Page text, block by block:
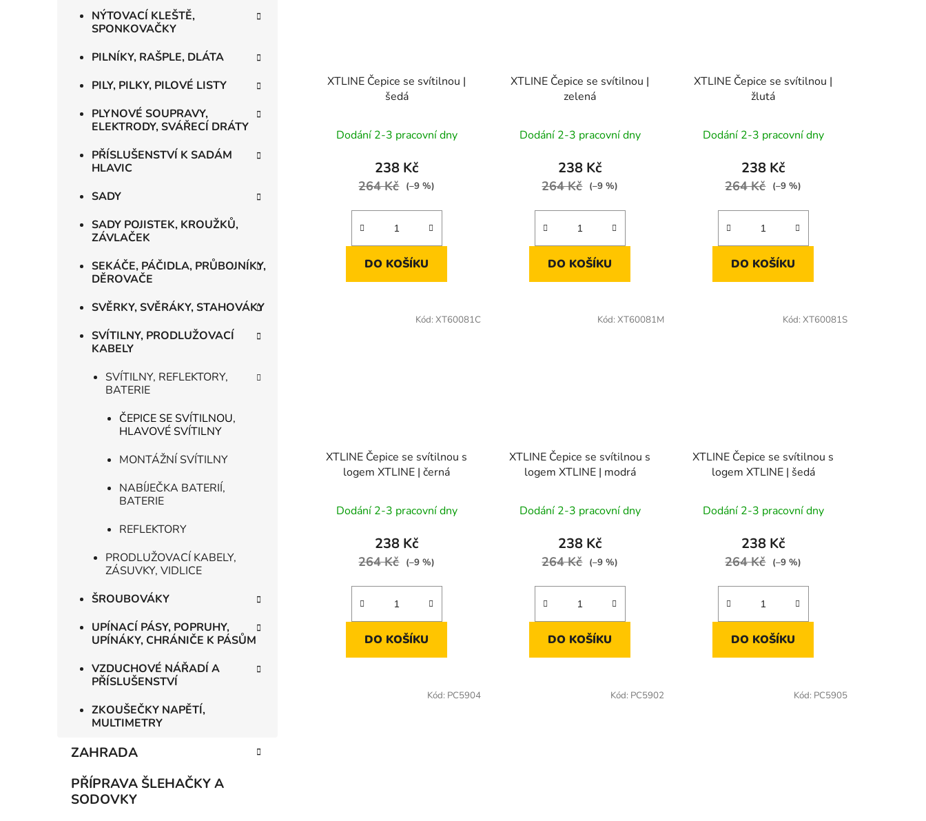
NÝTOVACÍ KLEŠTĚ,
SPONKOVAČKY
PILNÍKY, RAŠPLE, DLÁTA
PILY, PILKY, PILOVÉ LISTY
PLYNOVÉ SOUPRAVY,
ELEKTRODY, SVÁŘECÍ DRÁTY
PŘÍSLUŠENSTVÍ K SADÁM
HLAVIC
SADY
SADY POJISTEK, KROUŽKŮ,
ZÁVLAČEK
SEKÁČE, PÁČIDLA, PRŮBOJNÍKY,
DĚROVAČE
SVĚRKY, SVĚRÁKY, STAHOVÁKY
SVÍTILNY, PRODLUŽOVACÍ
KABELY
SVÍTILNY, REFLEKTORY,
BATERIE
ČEPICE SE SVÍTILNOU,
HLAVOVÉ SVÍTILNY
MONTÁŽNÍ SVÍTILNY
NABÍJEČKA BATERIÍ,
BATERIE
REFLEKTORY
PRODLUŽOVACÍ KABELY,
ZÁSUVKY, VIDLICE
ŠROUBOVÁKY
UPÍNACÍ PÁSY, POPRUHY,
UPÍNÁKY, CHRÁNIČE K PÁSŮM
VZDUCHOVÉ NÁŘADÍ A
PŘÍSLUŠENSTVÍ
ZKOUŠEČKY NAPĚTÍ,
MULTIMETRY
ZAHRADA
PŘÍPRAVA ŠLEHAČKY A
SODOVKY
XTLINE Čepice se svítilnou |
šedá
Dodání 2-3 pracovní dny
238 Kč
264 Kč (–9 %)
DO KOŠÍKU
XTLINE Čepice se svítilnou |
zelená
Dodání 2-3 pracovní dny
238 Kč
264 Kč (–9 %)
DO KOŠÍKU
XTLINE Čepice se svítilnou |
žlutá
Dodání 2-3 pracovní dny
238 Kč
264 Kč (–9 %)
DO KOŠÍKU
XTLINE Čepice se svítilnou s
logem XTLINE | černá
Dodání 2-3 pracovní dny
238 Kč
264 Kč (–9 %)
DO KOŠÍKU
Kód: XT60081C
XTLINE Čepice se svítilnou s
logem XTLINE | modrá
Dodání 2-3 pracovní dny
238 Kč
264 Kč (–9 %)
DO KOŠÍKU
Kód: XT60081M
XTLINE Čepice se svítilnou s
logem XTLINE | šedá
Dodání 2-3 pracovní dny
238 Kč
264 Kč (–9 %)
DO KOŠÍKU
Kód: XT60081S
Kód: PC5904 Kód: PC5902 Kód: PC5905